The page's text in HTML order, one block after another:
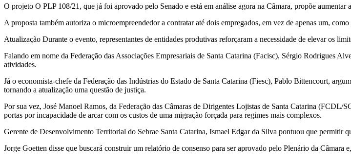
O projeto O PLP 108/21, que já foi aprovado pelo Senado e está em análise agora na Câmara, propõe
A proposta também autoriza o microempreendedor a contratar até dois empregados, em vez de apenas um,
Atualização Durante o evento, representantes de entidades produtivas reforçaram a necessidade de elevar os
Falando em nome da Federação das Associações Empresariais de Santa Catarina (Facisc), Sérgio Rodrigues
atividades.
Já o economista-chefe da Federação das Indústrias do Estado de Santa Catarina (Fiesc), Pablo Bittencourt,
tornando a atualização uma questão de justiça.
Por sua vez, José Manoel Ramos, da Federação das Câmaras de Dirigentes Lojistas de Santa Catarina
portas por incapacidade de arcar com os custos de uma migração forçada para regimes mais complexos.
Gerente de Desenvolvimento Territorial do Sebrae Santa Catarina, Ismael Edgar da Silva pontuou que permitir
Jorge Goetten disse que buscará construir um relatório de consenso para ser aprovado pelo Plenário da Câmara